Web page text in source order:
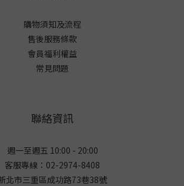
購物須知及流程
售後服務條款
會員福利權益
常見問題
聯絡資訊
週一至週五 10:00 - 20:00
客服專線：02-2974-8408
北市三重區成功路73巷38號